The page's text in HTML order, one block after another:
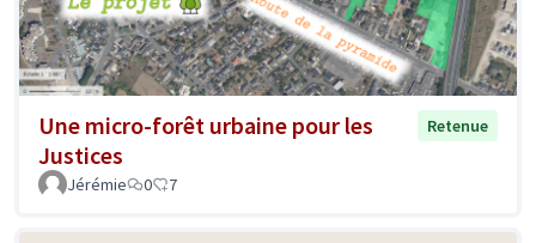
Une micro-forêt urbaine pour les
Justices
Retenue
Jérémie 0 7